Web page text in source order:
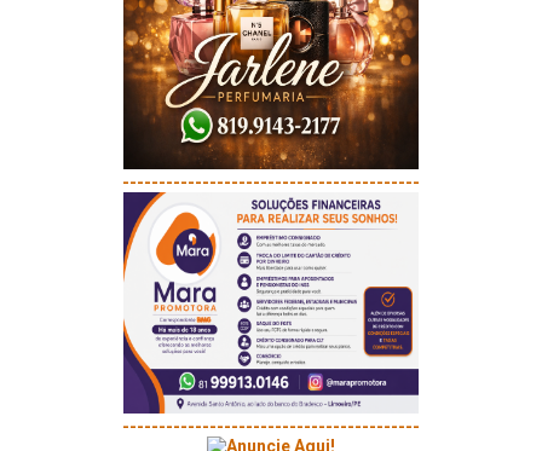
-----------------------------------------
-----------------------------------------